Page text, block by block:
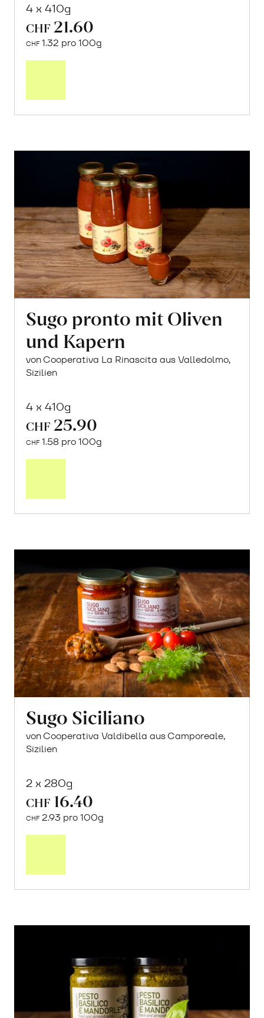
4 x 410g
CHF 21.60
CHF 1.32 pro 100g
Sugo pronto mit Oliven
und Kapern
von Cooperativa La Rinascita aus Valledolmo,
Sizilien
4 x 410g
CHF 25.90
CHF 1.58 pro 100g
Sugo Siciliano
von Cooperativa Valdibella aus Camporeale,
Sizilien
2 x 280g
CHF 16.40
CHF 2.93 pro 100g